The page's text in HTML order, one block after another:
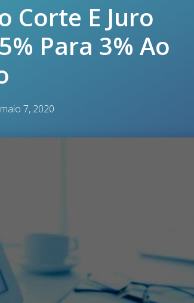
Corte E Juro
Para 3% Ao
maio 7, 2020